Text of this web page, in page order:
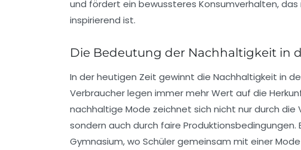
und fördert ein bewussteres Konsumverhalten,
inspirierend ist.
Die Bedeutung der Nachhaltigkeit in
In der heutigen Zeit gewinnt die Nachhaltigkeit in
Verbraucher legen immer mehr Wert auf die
nachhaltige Mode zeichnet sich nicht nur durch die
sondern auch durch faire
Gymnasium, wo Schüler gemeinsam mit einer